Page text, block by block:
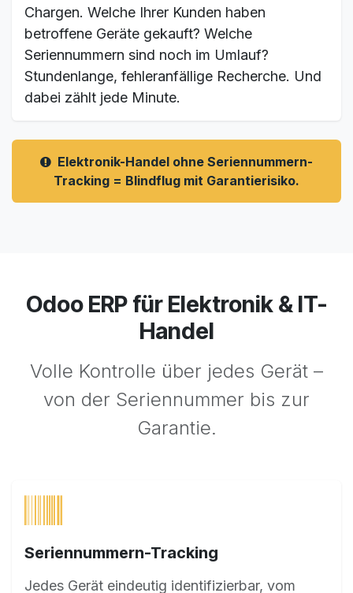
Chargen. Welche Ihrer Kunden haben
betroffene Geräte gekauft? Welche
Seriennummern sind noch im Umlauf?
Stundenlange, fehleranfällige Recherche. Und
dabei zählt jede Minute.
Elektronik-Handel ohne Seriennummern-
Tracking = Blindflug mit Garantierisiko.
Odoo ERP für Elektronik & IT-
Handel
Volle Kontrolle über jedes Gerät –
von der Seriennummer bis zur
Garantie.
Seriennummern-Tracking
Jedes Gerät eindeutig identifizierbar, vom